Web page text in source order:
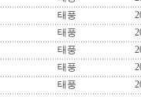
태풍
태풍
태풍
태풍
태풍